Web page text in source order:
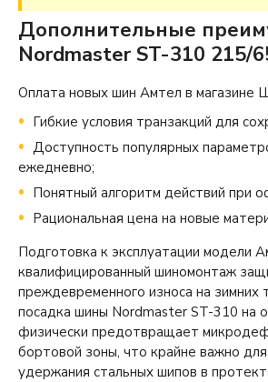
Дополнительные
Nordmaster ST-310 215/
Оплата новых шин Амтел в магазине
Гибкие условия транзакций для
Доступность популярных
ежедневно;
Понятный алгоритм действий при
Рациональная цена на новые
Подготовка к эксплуатации модели
квалифицированный шиномонтаж
преждевременного износа на зимних
посадка шины Nordmaster ST-310 на
физически предотвращает
бортовой зоны, что крайне важно
удержания стальных шипов в